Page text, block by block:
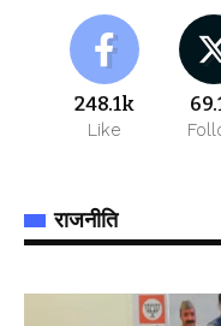
248.1k
Like
राजनीति